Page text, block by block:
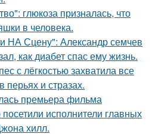
глюкоза призналась, что
в человека.
НА Сцену": Александр семчев
как диабет спас ему жизнь.
с лёгкостью захватила все
и стразах.
премьера фильма
исполнители главных
хилл.